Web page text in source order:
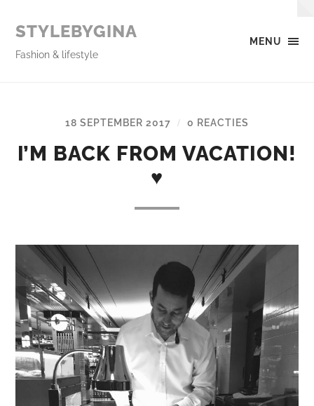
MENU
STYLEBYGINA
Fashion & lifestyle
18 SEPTEMBER 2017 / 0 REACTIES
I’M BACK FROM VACATION!
♥